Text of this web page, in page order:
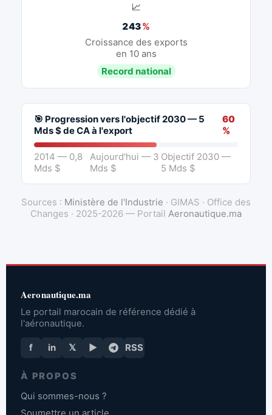
📈
243%
Croissance des exports
en 10 ans
Record national
🎯 Progression vers l'objectif 2030 — 5
Mds $ de CA à l'export
60
%
2014 — 0,8
Mds $
Aujourd'hui — 3
Mds $
Objectif 2030 —
5 Mds $
Sources : Ministère de l'Industrie · GIMAS · Office des
Changes · 2025-2026 — Portail Aeronautique.ma
Aeronautique.ma
Le portail marocain de référence dédié à
l'aéronautique.
f in 𝕏 ▶ RSS
À PROPOS
Qui sommes-nous ?
Soumettre un article